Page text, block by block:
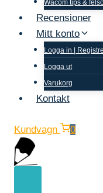
Wacom tips &
Recensioner
Mitt konto
Logga in |
Logga ut
Varukorg
Kontakt
Kundvagn 0